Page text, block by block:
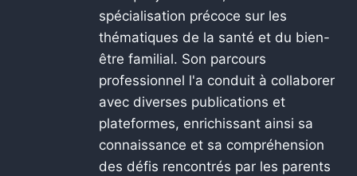
spécialisation précoce sur les
thématiques de la santé et du bien-
être familial. Son parcours
professionnel l'a conduit à collaborer
avec diverses publications et
plateformes, enrichissant ainsi sa
connaissance et sa compréhension
des défis rencontrés par les parents